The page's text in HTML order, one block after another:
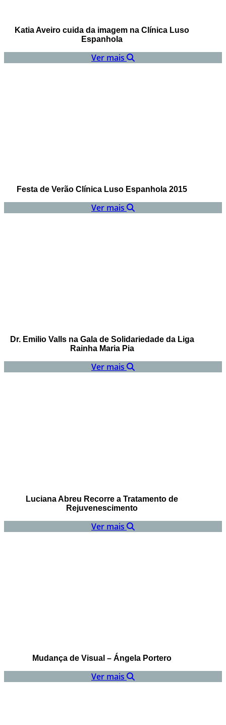
Katia Aveiro cuida da imagem na Clínica Luso
Espanhola
Ver mais
Festa de Verão Clínica Luso Espanhola 2015
Ver mais
Dr. Emilio Valls na Gala de Solidariedade da Liga
Rainha Maria Pia
Ver mais
Luciana Abreu Recorre a Tratamento de
Rejuvenescimento
Ver mais
Mudança de Visual – Ángela Portero
Ver mais